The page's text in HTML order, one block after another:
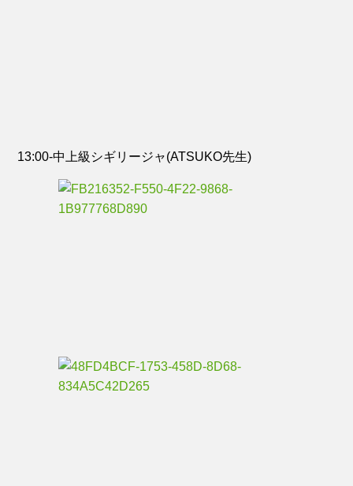
13:00-中上級シギリージャ(ATSUKO先生)